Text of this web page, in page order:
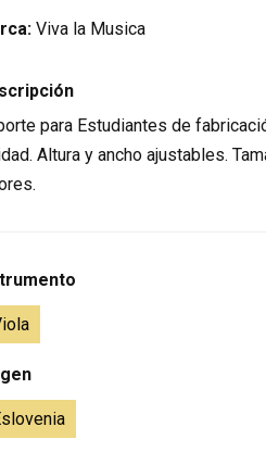
Viva la Musica
para Estudiantes de
Altura y ancho ajustables.